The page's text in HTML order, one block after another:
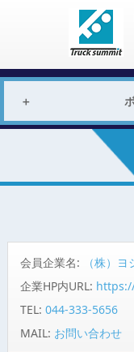
会員企業名:
（株）
企業HP内URL: https://
TEL: 044-333-5656
MAIL: お問い合わせ